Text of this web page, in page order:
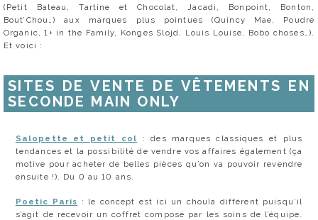
(Petit Bateau, Tartine et Chocolat, Jacadi, Bonpoint, Bonton,
Bout’Chou…) aux marques plus pointues (Quincy Mae, Poudre
Organic, 1+ in the Family, Konges Slojd, Louis Louise, Bobo choses…).
Et voici :
SITES DE VENTE DE VÊTEMENTS EN
SECONDE MAIN ONLY
Salopette et petit col : des marques classiques et plus
tendances et la possibilité de vendre vos affaires également (ça
motive pour acheter de belles pièces qu’on va pouvoir revendre
ensuite !). Du 0 au 10 ans.
Poetic Paris : le concept est ici un chouïa différent puisqu’il
s’agit de recevoir un coffret composé par les soins de l’équipe.